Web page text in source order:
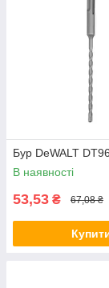
Бур DeWALT
В наявності
53,53 ₴ 67,08 ₴